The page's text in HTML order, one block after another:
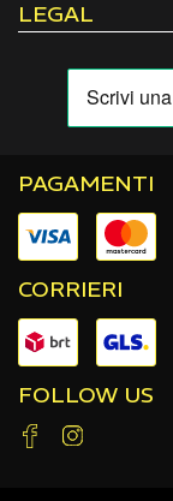
LEGAL
PAGAMENTI
CORRIERI
FOLLOW US